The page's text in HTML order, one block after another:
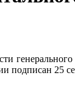
подписан 25